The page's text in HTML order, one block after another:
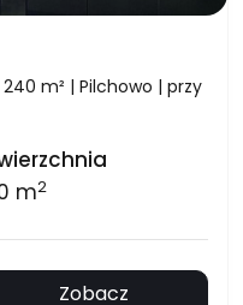
m² | Pilchowo | przy
m2
Zobacz